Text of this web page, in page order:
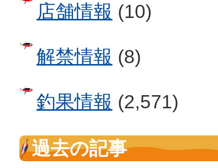
店舗情報 (10)
解禁情報 (8)
釣果情報 (2,571)
過去の記事